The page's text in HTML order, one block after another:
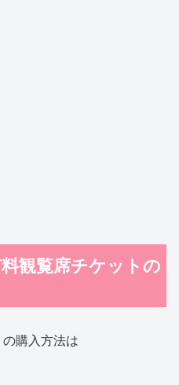
観覧席チケットの
購入方法は